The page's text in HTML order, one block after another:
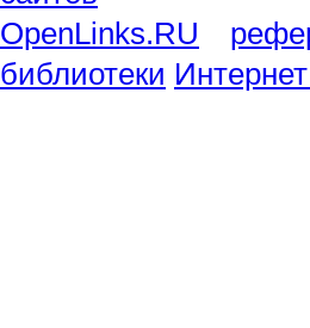
библиотеки